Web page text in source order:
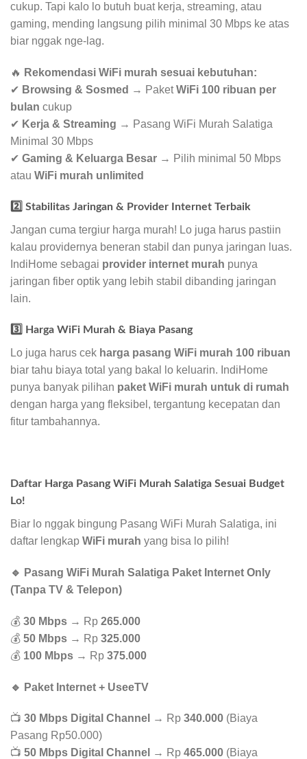
cukup. Tapi kalo lo butuh buat kerja, streaming, atau
gaming, mending langsung pilih minimal 30 Mbps ke atas
biar nggak nge-lag.
🔥 Rekomendasi WiFi murah sesuai kebutuhan:
✔ Browsing & Sosmed → PaketWiFi 100 ribuan per
bulan cukup
✔ Kerja & Streaming → Pasang WiFi Murah Salatiga
Minimal 30 Mbps
✔ Gaming & Keluarga Besar → Pilih minimal 50 Mbps
atau WiFi murah unlimited
2️⃣ Stabilitas Jaringan & Provider Internet Terbaik
Jangan cuma tergiur harga murah! Lo juga harus pastiin
kalau providernya beneran stabil dan punya jaringan luas.
IndiHome sebagai provider internet murah punya
jaringan fiber optik yang lebih stabil dibanding jaringan
lain.
3️⃣ Harga WiFi Murah & Biaya Pasang
Lo juga harus cek harga pasang WiFi murah 100 ribuan
biar tahu biaya total yang bakal lo keluarin. IndiHome
punya banyak pilihan paket WiFi murah untuk di rumah
dengan harga yang fleksibel, tergantung kecepatan dan
fitur tambahannya.
Daftar Harga Pasang WiFi Murah Salatiga Sesuai Budget
Lo!
Biar lo nggak bingung Pasang WiFi Murah Salatiga, ini
daftar lengkap WiFi murah yang bisa lo pilih!
🔹 Pasang WiFi Murah Salatiga Paket Internet Only
(Tanpa TV & Telepon)
💰 30 Mbps → Rp 265.000
💰 50 Mbps → Rp 325.000
💰 100 Mbps → Rp 375.000
🔹 Paket Internet + UseeTV
📺 30 Mbps Digital Channel → Rp 340.000 (Biaya
Pasang Rp50.000)
📺 50 Mbps Digital Channel → Rp 465.000 (Biaya